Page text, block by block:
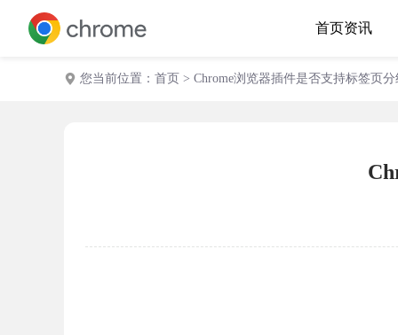
首页资讯
您当前位置： 首页 > Chrome浏览器插件是否支持标签页